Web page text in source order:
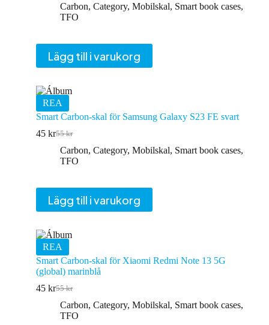
Carbon, Category, Mobilskal, Smart book cases,
TFO
Lägg till i varukorg
REA
Smart Carbon-skal för Samsung Galaxy S23 FE svart
55kr
Det
ursprungliga
priset
45 krDet
nuvarande
priset
Carbon, Category, Mobilskal, Smart book cases,
TFO
Lägg till i varukorg
REA
Smart Carbon-skal för Xiaomi Redmi Note 13 5G
(global) marinblå
55kr
Det
ursprungliga
priset
45 krDet
nuvarande
priset
Carbon, Category, Mobilskal, Smart book cases,
TFO